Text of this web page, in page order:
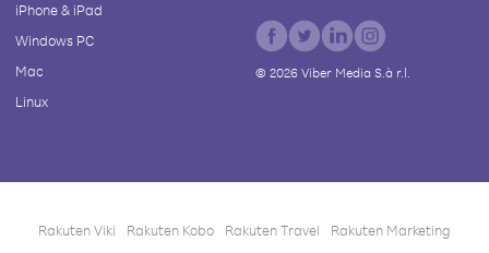
iPhone & iPad
Windows PC
Mac
Linux
© 2026Viber Media S.à r.l.
Rakuten Viki Rakuten Kobo Rakuten Travel Rakuten Marketing